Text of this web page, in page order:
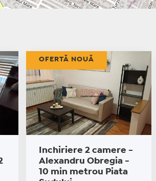
Inchiriere 2 camere -
Alexandru Obregia -
10 min metrou Piata
OFERTĂ NOUĂ